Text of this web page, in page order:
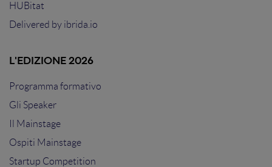
HUBitat
Delivered by ibrida.io
L'EDIZIONE 2026
Programma formativo
Gli Speaker
Il Mainstage
Ospiti Mainstage
Startup Competition